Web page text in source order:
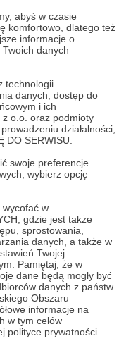
abyś w czasie
komfortowo, dlatego też
informacje o
danych
technologii
danych, dostęp do
i ich
o.o. oraz podmioty
działalności,
DO SERWISU.
swoje preferencje
wybierz opcję
w
gdzie jest także
sprostowania,
danych, a także w
Twojej
Pamiętaj, że w
dane będą mogły być
danych z państw
Obszaru
informacje na
w tym celów
polityce prywatności.